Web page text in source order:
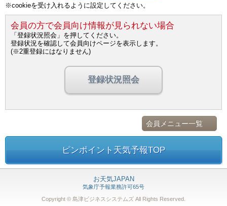
※cookieを受け入れるように設定してください。
会員の方で会員向け情報が見られない場合
「登録状況照会」を押してください。
登録状況を確認して会員向けページを表示します。
(※2重登録にはなりません)
登録状況照会
会員メニュー一覧
ピンポイント天気予報TOP
お天気JAPAN
気象庁予報業務許可65号
Copyright © 島津ビジネスシステムズ All Rights Reserved.